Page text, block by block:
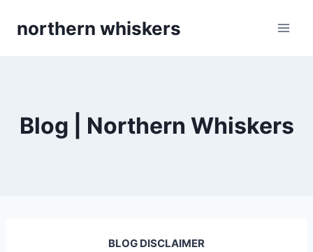
northern whiskers
Blog | Northern Whiskers
BLOG DISCLAIMER